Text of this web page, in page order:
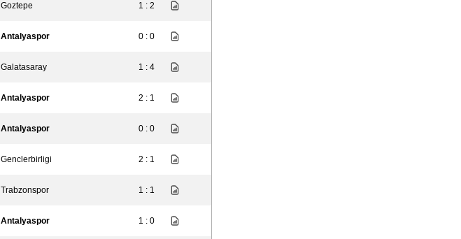
Goztepe 1 : 2
Antalyaspor 0 : 0
Galatasaray 1 : 4
Antalyaspor 2 : 1
Antalyaspor 0 : 0
Genclerbirligi 2 : 1
Trabzonspor 1 : 1
Antalyaspor 1 : 0